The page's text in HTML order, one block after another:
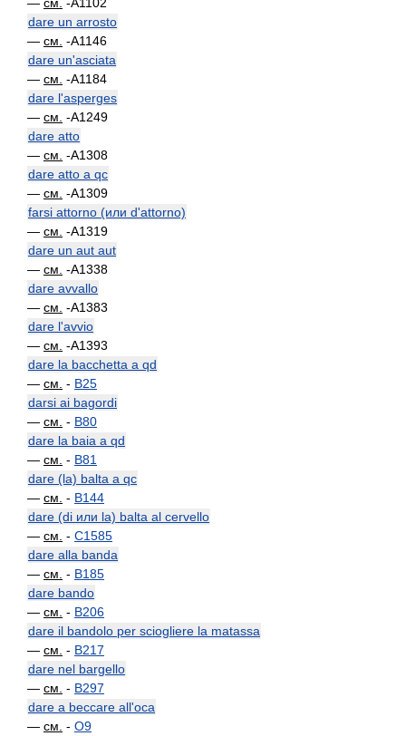
dare un arrosto
— см. -A1146
dare un'asciata
— см. -A1184
dare l'asperges
— см. -A1249
dare atto
— см. -A1308
dare atto a qc
— см. -A1309
farsi attorno (или d'attorno)
— см. -A1319
dare un aut aut
— см. -A1338
dare avvallo
— см. -A1383
dare l'avvio
— см. -A1393
dare la bacchetta a qd
— см. - B25
darsi ai bagordi
— см. - B80
dare la baia a qd
— см. - B81
dare (la) balta a qc
— см. - B144
dare (di или la) balta al cervello
— см. - C1585
dare alla banda
— см. - B185
dare bando
— см. - B206
dare il bandolo per sciogliere la matassa
— см. - B217
dare nel bargello
— см. - B297
dare a beccare all'oca
— см. - O9